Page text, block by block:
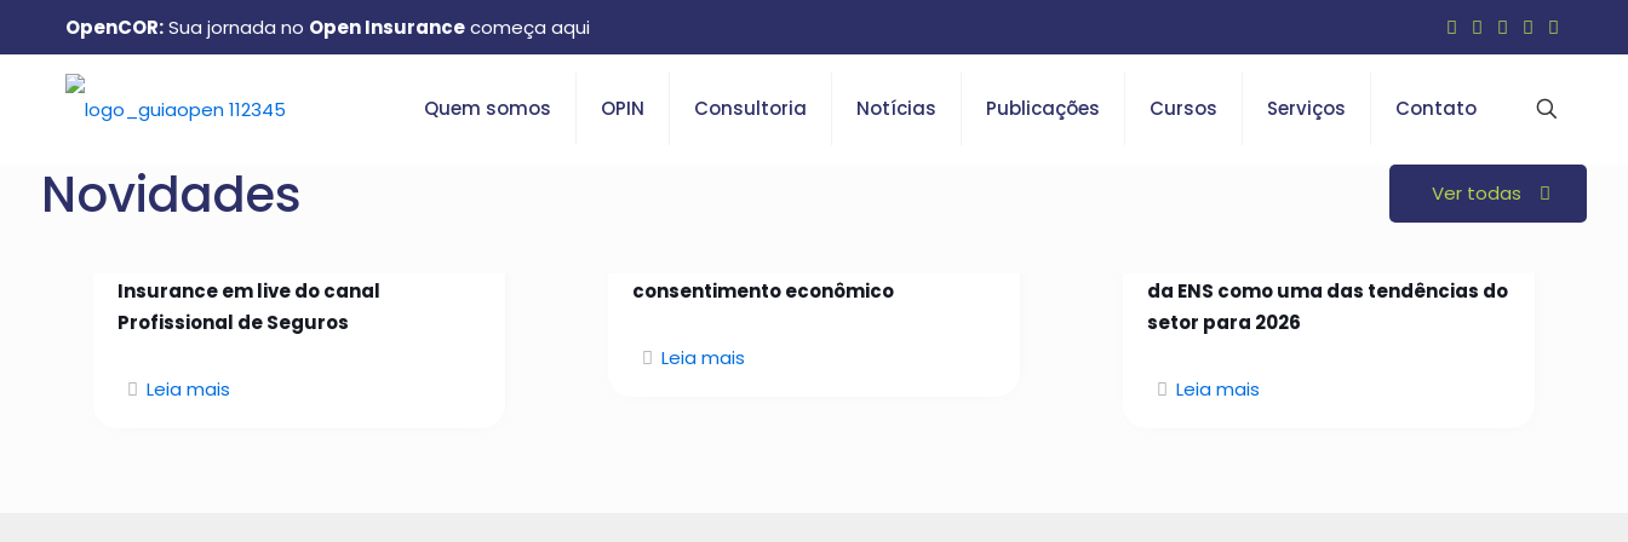
OpenCOR:Sua jornada no Open Insurancecomeça aqui
Quem somos OPIN Consultoria Notícias Publicações Cursos Serviços Contato
Novidades
Ver todas
26 de janeiro de 2026
Insurance em live do canal
Profissional de Seguros
Leia mais
consentimento econômico
Leia mais
da ENS como uma das tendências do
setor para 2026
Leia mais